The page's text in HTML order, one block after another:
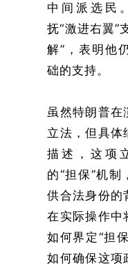
中间派选民
抚“激进右翼”
解”，表明他
础的支持。
虽然特朗普在
立法，但具体
描述，这项
的“担保”机
供合法身份的
在实际操作中
如何界定“担
如何确保这项